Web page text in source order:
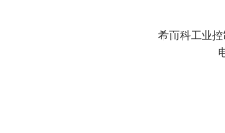
希而科工业